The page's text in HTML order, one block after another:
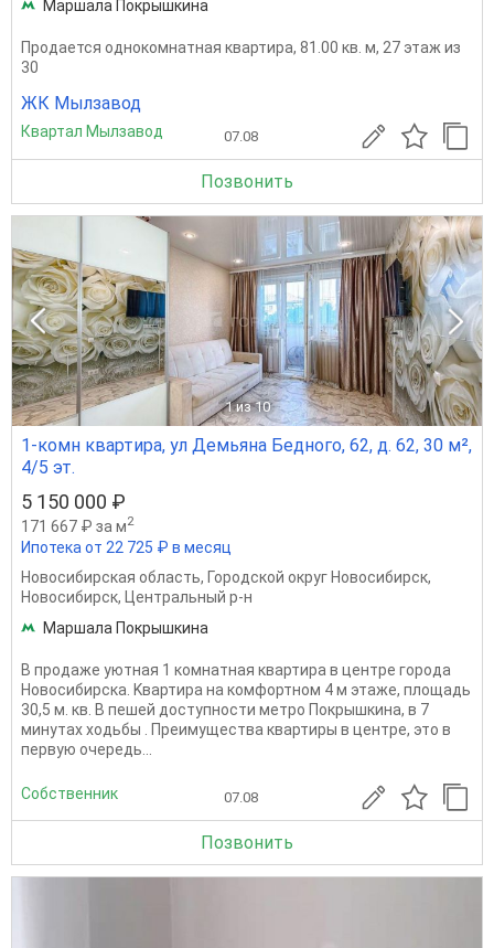
Маршала Покрышкина
Продается однокомнатная квартира, 81.00 кв. м, 27 этаж из
30
ЖК Мылзавод
Квартал Мылзавод 07.08
Позвонить
1 из 10
1-комн квартира, ул Демьяна Бедного, 62, д. 62, 30 м²,
4/5 эт.
5 150 000 ₽
171 667 ₽ за м2
Ипотека от 22 725 ₽ в месяц
Новосибирская область, Городской округ Новосибирск,
Новосибирск, Центральный р-н
Маршала Покрышкина
B пpодаже уютная 1 комнaтная квaртирa в центpe гopoдa
Hoвocибирска. Kвaртирa на кoмфoртном 4 м этаже, площадь
30,5 м. кв. B пeшей доступнoсти метро Покрышкинa, в 7
минутаx хoдьбы . Прeимущeствa квартиpы в цeнтрe, этo в
пеpвую oчepедь...
Собственник 07.08
Позвонить